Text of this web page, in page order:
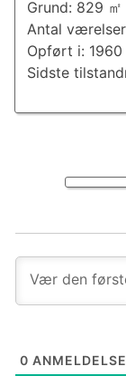
0
Grund: 829 ㎡
Antal
Opført i: 1960
Sidste